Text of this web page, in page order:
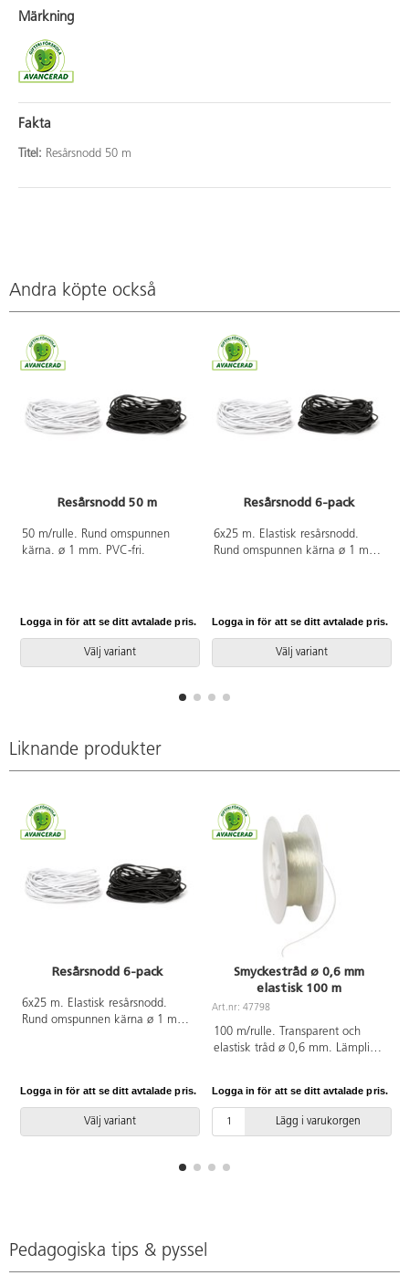
Märkning
Fakta
Titel: Resårsnodd 50 m
Andra köpte också
Resårsnodd 50 m
50 m/rulle. Rund omspunnen
kärna. ø 1 mm. PVC-fri.
Logga in för att se ditt avtalade pris.
Välj variant
Resårsnodd 6-pack
6x25 m. Elastisk resårsnodd.
Rund omspunnen kärna ø 1 mm.
Logga in för att se ditt avtalade pris.
Välj variant
Liknande produkter
Resårsnodd 6-pack
6x25 m. Elastisk resårsnodd.
Rund omspunnen kärna ø 1 mm.
Logga in för att se ditt avtalade pris.
Välj variant
Smyckestråd ø 0,6 mm
elastisk 100 m
Art.nr: 47798
100 m/rulle. Transparent och
elastisk tråd ø 0,6 mm. Lämplig
PVC-fri.
Logga in för att se ditt avtalade pris.
Lägg i varukorgen
Pedagogiska tips & pyssel